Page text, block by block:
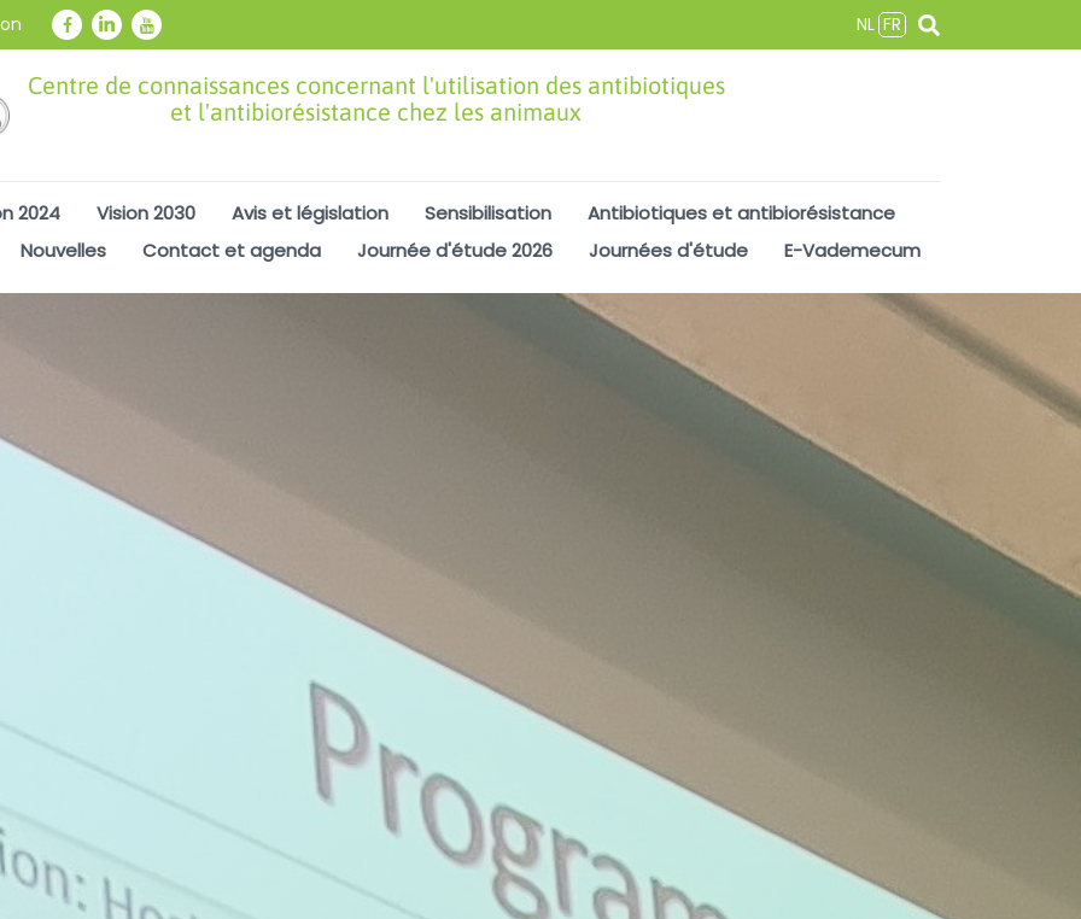
NL FR
Centre de connaissances concernant l'utilisation des antibiotiques
et l'antibiorésistance chez les animaux
2024 Vision 2030 Avis et législation Sensibilisation
Antibiotiques et antibiorésistance
Nouvelles
Contact et agenda Journée d'étude 2026 Journées d'étude E-Vademecum